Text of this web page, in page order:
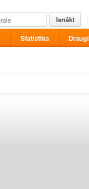
Ienākt
Statistika Draugi